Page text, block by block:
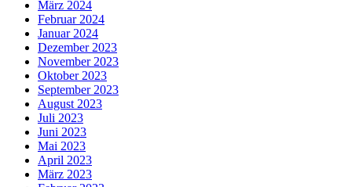
März 2024
Februar 2024
Januar 2024
Dezember 2023
November 2023
Oktober 2023
September 2023
August 2023
Juli 2023
Juni 2023
Mai 2023
April 2023
März 2023